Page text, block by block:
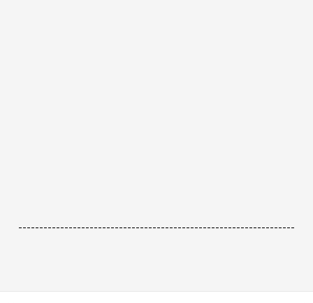
------------------------------------------------------------------